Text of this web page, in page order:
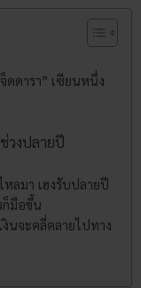
ดดารา” เซียนหนึ่ง
ช่วงปลายปี
หลมา เฮงรับปลายปี
ก็มือขึ้น
นจะคลี่คลายไปทาง